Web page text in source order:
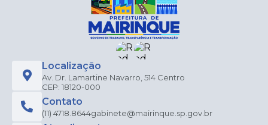
Localização
Av. Dr. Lamartine Navarro, 514 Centro
CEP: 18120-000
Contato
(11) 4718.8644gabinete@mairinque.sp.gov.br